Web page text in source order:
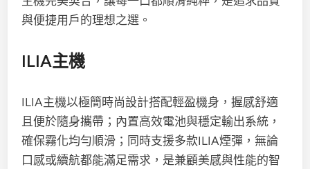
與便捷用戶的理想之選。
ILIA主機
ILIA主機以極簡時尚設計搭配輕盈機身，握感舒適
且便於隨身攜帶；內置高效電池與穩定輸出系統，
確保霧化均勻順滑；同時支援多款ILIA煙彈，無論
口感或續航都能滿足需求，是兼顧美感與性能的智